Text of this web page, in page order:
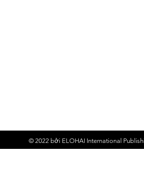
© 2022 bởi ELOHAI International